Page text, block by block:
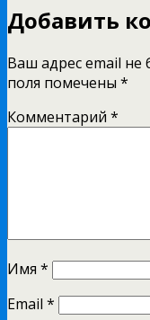
Добавить
Ваш адрес email не
поля помечены *
Комментарий *
Имя *
Email *